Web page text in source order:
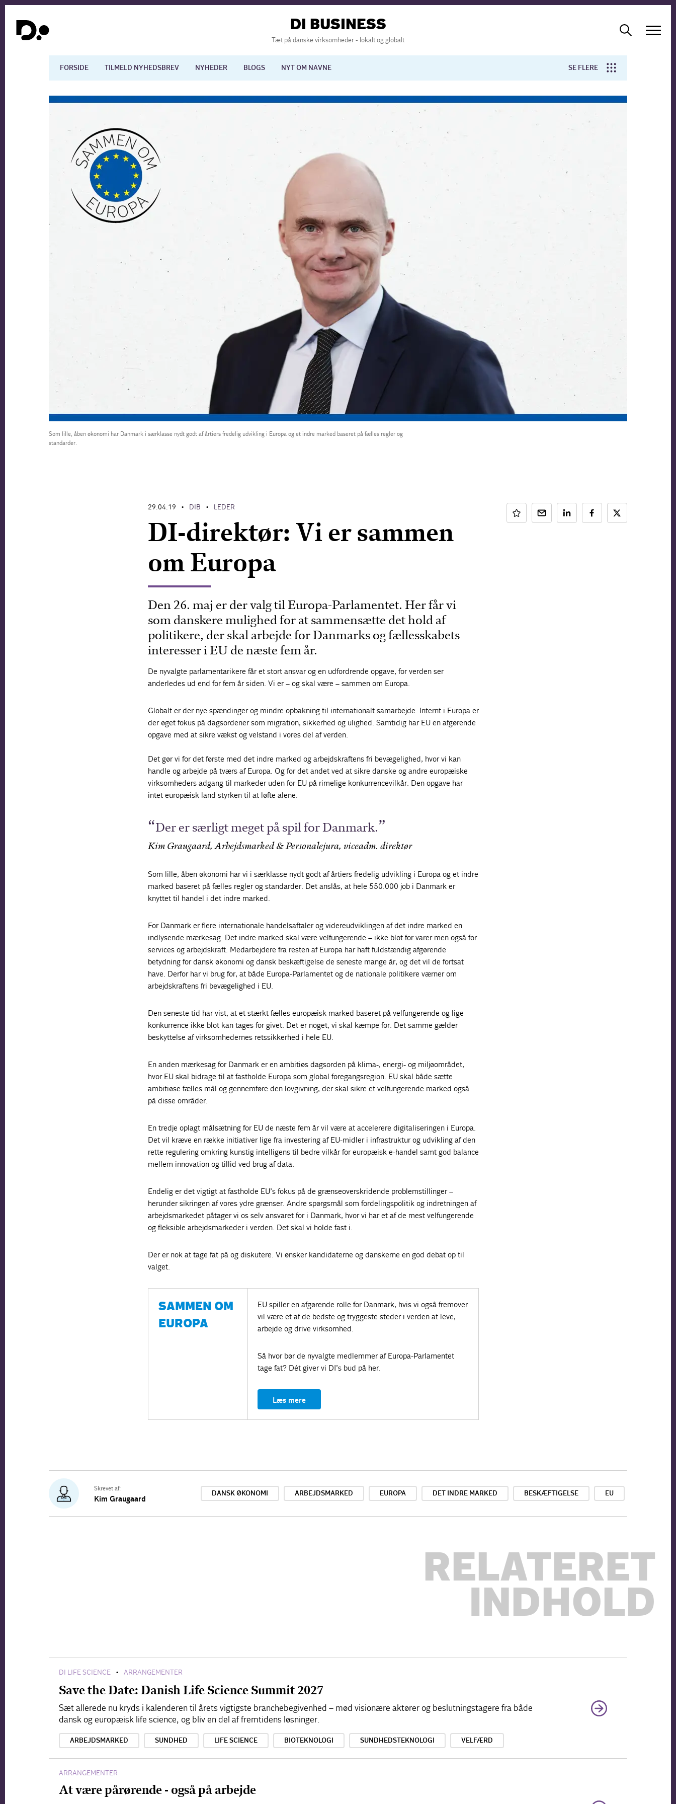
DI BUSINESS
Tæt på danske virksomheder - lokalt og globalt
FORSIDE TILMELD NYHEDSBREV NYHEDER BLOGS NYT OM NAVNE SE FLERE
Arbejdsmarkedet
Som lille, åben økonomi har Danmark i særklasse nydt godt af årtiers fredelig udvikling i Europa og et indre marked baseret på fælles regler og
standarder.
29.04.19 • DIB • LEDER
DI-direktør: Vi er sammen
om Europa
Den 26. maj er der valg til Europa-Parlamentet. Her får vi
som danskere mulighed for at sammensætte det hold af
politikere, der skal arbejde for Danmarks og fællesskabets
interesser i EU de næste fem år.
De nyvalgte parlamentarikere får et stort ansvar og en udfordrende opgave, for verden ser
anderledes ud end for fem år siden. Vi er – og skal være – sammen om Europa.
Globalt er der nye spændinger og mindre opbakning til internationalt samarbejde. Internt i Europa er
der øget fokus på dagsordener som migration, sikkerhed og ulighed. Samtidig har EU en afgørende
opgave med at sikre vækst og velstand i vores del af verden.
Det gør vi for det første med det indre marked og arbejdskraftens fri bevægelighed, hvor vi kan
handle og arbejde på tværs af Europa. Og for det andet ved at sikre danske og andre europæiske
virksomheders adgang til markeder uden for EU på rimelige konkurrencevilkår. Den opgave har
intet europæisk land styrken til at løfte alene.
Der er særligt meget på spil for Danmark.
Kim Graugaard, Arbejdsmarked & Personalejura, viceadm. direktør
Som lille, åben økonomi har vi i særklasse nydt godt af årtiers fredelig udvikling i Europa og et indre
marked baseret på fælles regler og standarder. Det anslås, at hele 550.000 job i Danmark er
knyttet til handel i det indre marked.
For Danmark er flere internationale handelsaftaler og videreudviklingen af det indre marked en
indlysende mærkesag. Det indre marked skal være velfungerende – ikke blot for varer men også for
services og arbejdskraft. Medarbejdere fra resten af Europa har haft fuldstændig afgørende
betydning for dansk økonomi og dansk beskæftigelse de seneste mange år, og det vil de fortsat
have. Derfor har vi brug for, at både Europa-Parlamentet og de nationale politikere værner om
arbejdskraftens fri bevægelighed i EU.
Den seneste tid har vist, at et stærkt fælles europæisk marked baseret på velfungerende og lige
konkurrence ikke blot kan tages for givet. Det er noget, vi skal kæmpe for. Det samme gælder
beskyttelse af virksomhedernes retssikkerhed i hele EU.
En anden mærkesag for Danmark er en ambitiøs dagsorden på klima-, energi- og miljøområdet,
hvor EU skal bidrage til at fastholde Europa som global foregangsregion. EU skal både sætte
ambitiøse fælles mål og gennemføre den lovgivning, der skal sikre et velfungerende marked også
på disse områder.
En tredje oplagt målsætning for EU de næste fem år vil være at accelerere digitaliseringen i Europa.
Det vil kræve en række initiativer lige fra investering af EU-midler i infrastruktur og udvikling af den
rette regulering omkring kunstig intelligens til bedre vilkår for europæisk e-handel samt god balance
mellem innovation og tillid ved brug af data.
Endelig er det vigtigt at fastholde EU’s fokus på de grænseoverskridende problemstillinger –
herunder sikringen af vores ydre grænser. Andre spørgsmål som fordelingspolitik og indretningen af
arbejdsmarkedet påtager vi os selv ansvaret for i Danmark, hvor vi har et af de mest velfungerende
og fleksible arbejdsmarkeder i verden. Det skal vi holde fast i.
Der er nok at tage fat på og diskutere. Vi ønsker kandidaterne og danskerne en god debat op til
valget.
SAMMEN OM
EUROPA
EU spiller en afgørende rolle for Danmark, hvis vi også fremover
vil være et af de bedste og tryggeste steder i verden at leve,
arbejde og drive virksomhed.
Så hvor bør de nyvalgte medlemmer af Europa-Parlamentet
tage fat? Dét giver vi DI’s bud på her.
Læs mere
Skrevet af:
Kim Graugaard
DANSK ØKONOMI ARBEJDSMARKED EUROPA DET INDRE MARKED BESKÆFTIGELSE EU
RELATERET
INDHOLD
DI LIFE SCIENCE • ARRANGEMENTER
Save the Date: Danish Life Science Summit 2027
Sæt allerede nu kryds i kalenderen til årets vigtigste branchebegivenhed – mød visionære aktører og beslutningstagere fra både
dansk og europæisk life science, og bliv en del af fremtidens løsninger.
ARBEJDSMARKED SUNDHED LIFE SCIENCE BIOTEKNOLOGI SUNDHEDSTEKNOLOGI VELFÆRD
ARRANGEMENTER
At være pårørende - også på arbejde